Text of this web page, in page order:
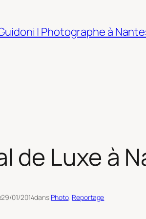
| Photographe à
de Luxe à
29/01/2014dans Photo, Reportage